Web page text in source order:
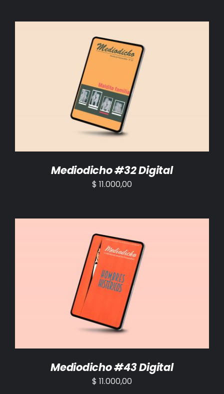
AÑADIR AL CARRITO /
Mediodicho #32 Digital
$ 11.000,00
AÑADIR AL CARRITO /
Mediodicho #43 Digital
$ 11.000,00